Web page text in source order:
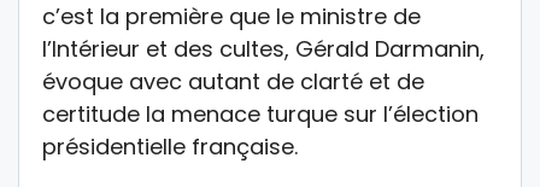
c’est la première que le ministre de
l’Intérieur et des cultes, Gérald Darmanin,
évoque avec autant de clarté et de
certitude la menace turque sur l’élection
présidentielle française.